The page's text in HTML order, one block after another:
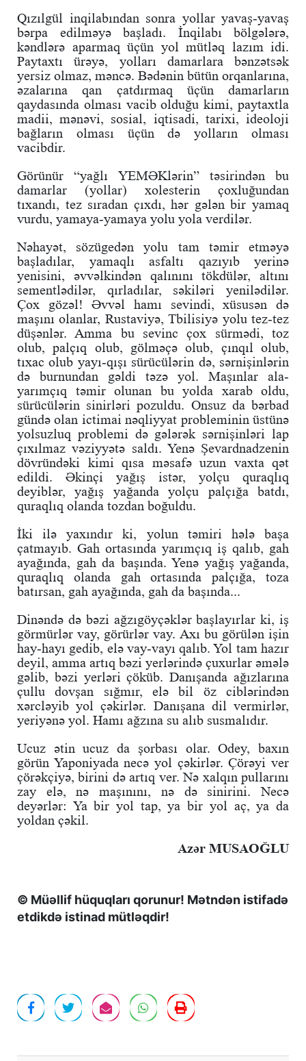
Qızılgül inqilabından sonra yollar yavaş-yavaş
bərpa edilməyə başladı. İnqilabı bölgələrə,
kəndlərə aparmaq üçün yol mütləq lazım idi.
Paytaxtı ürəyə, yolları damarlara bənzətsək
yersiz olmaz, məncə. Bədənin bütün orqanlarına,
əzalarına qan çatdırmaq üçün damarların
qaydasında olması vacib olduğu kimi, paytaxtla
madii, mənəvi, sosial, iqtisadi, tarixi, ideoloji
bağların olması üçün də yolların olması
vacibdir.
Görünür “yağlı YEMƏKlərin” təsirindən bu
damarlar (yollar) xolesterin çoxluğundan
tıxandı, tez sıradan çıxdı, hər gələn bir yamaq
vurdu, yamaya-yamaya yolu yola verdilər.
Nəhayət, sözügedən yolu tam təmir etməyə
başladılar, yamaqlı asfaltı qazıyıb yerinə
yenisini, əvvəlkindən qalınını tökdülər, altını
sementlədilər, qırladılar, səkiləri yenilədilər.
Çox gözəl! Əvvəl hamı sevindi, xüsusən də
maşını olanlar, Rustaviyə, Tbilisiyə yolu tez-tez
düşənlər. Amma bu sevinc çox sürmədi, toz
olub, palçıq olub, gölməçə olub, çınqıl olub,
tıxac olub yayı-qışı sürücülərin də, sərnişinlərin
də burnundan gəldi təzə yol. Maşınlar ala-
yarımçıq təmir olunan bu yolda xarab oldu,
sürücülərin sinirləri pozuldu. Onsuz da bərbad
gündə olan ictimai nəqliyyat probleminin üstünə
yolsuzluq problemi də gələrək sərnişinləri lap
çıxılmaz vəziyyətə saldı. Yenə Şevardnadzenin
dövründəki kimi qısa məsafə uzun vaxta qət
edildi. Əkinçi yağış istər, yolçu quraqlıq
deyiblər, yağış yağanda yolçu palçığa batdı,
quraqlıq olanda tozdan boğuldu.
İki ilə yaxındır ki, yolun təmiri hələ başa
çatmayıb. Gah ortasında yarımçıq iş qalıb, gah
ayağında, gah da başında. Yenə yağış yağanda,
quraqlıq olanda gah ortasında palçığa, toza
batırsan, gah ayağında, gah da başında...
Dinəndə də bəzi ağzıgöyçəklər başlayırlar ki, iş
görmürlər vay, görürlər vay. Axı bu görülən işin
hay-hayı gedib, elə vay-vayı qalıb. Yol tam hazır
deyil, amma artıq bəzi yerlərində çuxurlar əmələ
gəlib, bəzi yerləri çöküb. Danışanda ağızlarına
çullu dovşan sığmır, elə bil öz ciblərindən
xərcləyib yol çəkirlər. Danışana dil vermirlər,
yeriyənə yol. Hamı ağzına su alıb susmalıdır.
Ucuz ətin ucuz da şorbası olar. Odey, baxın
görün Yaponiyada necə yol çəkirlər. Çörəyi ver
çörəkçiyə, birini də artıq ver. Nə xalqın pullarını
zay elə, nə maşınını, nə də sinirini. Necə
deyərlər: Ya bir yol tap, ya bir yol aç, ya da
yoldan çəkil.
Azər MUSAOĞLU
© Müəllif hüquqları qorunur! Mətndən istifadə
etdikdə istinad mütləqdir!